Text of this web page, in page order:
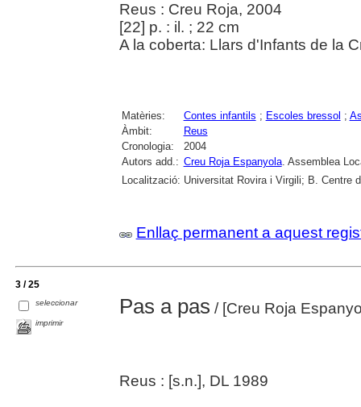
Reus : Creu Roja, 2004
[22] p. : il. ; 22 cm
A la coberta: Llars d'Infants de la
Matèries: Contes infantils ; Escoles bressol ;
Àmbit:
Reus
Cronologia:
2004
Autors add.: Creu Roja Espanyola. Assemblea
Localització: Universitat Rovira i Virgili; B. Centre
Enllaç permanent a aquest
3 / 25
seleccionar
imprimir
Pas a pas / [Creu Roja
Reus : [s.n.], DL 1989